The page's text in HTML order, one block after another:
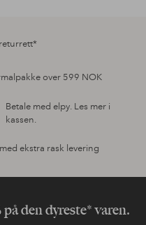
over 599 NOK
Betale med elpy. Les mer i
kassen.
ekstra rask levering
den dyreste* varen.